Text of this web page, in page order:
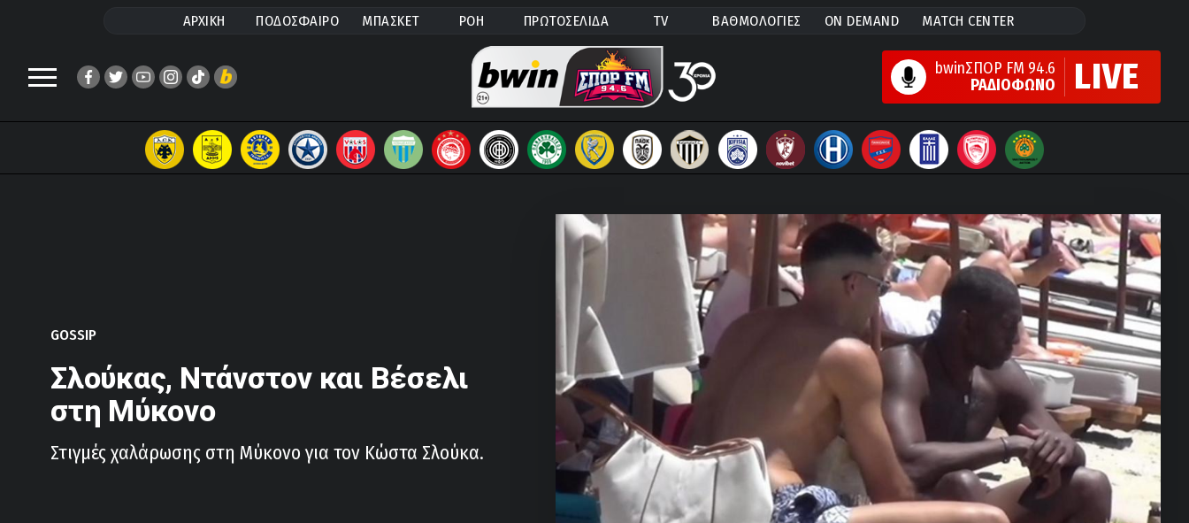
ΑΡΧΙΚΗ ΠΟΔΟΣΦΑΙΡΟ ΜΠΑΣΚΕΤ ΡΟΗ ΠΡΩΤΟΣΕΛΙΔΑ TV ΒΑΘΜΟΛΟΓΙΕΣ ON DEMAND MATCH CENTER
bwinΣΠΟΡ FM 94.6
ΡΑΔΙΟΦΩΝΟ
LIVE
GOSSIP
Σλούκας, Ντάνστον και Βέσελι
στη Μύκονο
Στιγμές χαλάρωσης στη Μύκονο για τον Κώστα Σλούκα.